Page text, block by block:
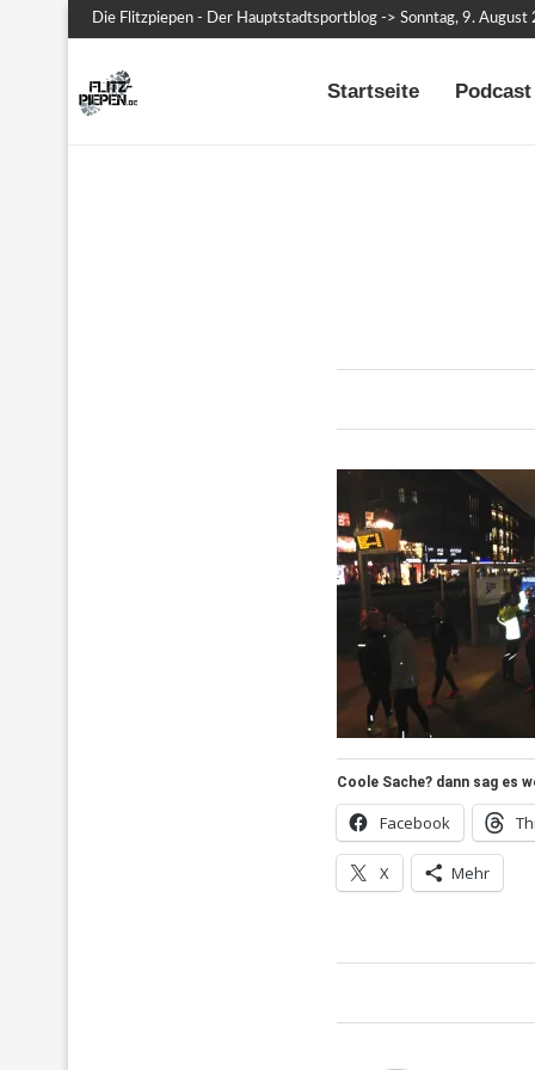
Die Flitzpiepen - Der Hauptstadtsportblog -> Sonntag, 9. August
Startseite
Coole Sache? dann sag es
Facebook
X Mehr